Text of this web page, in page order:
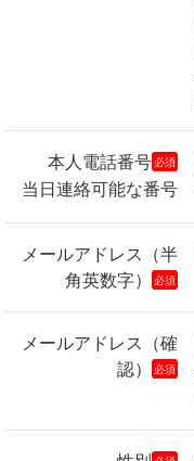
本人電話番号必須
当日連絡可能な番号
メールアドレス（半
角英数字）必須
メールアドレス（確
認）必須